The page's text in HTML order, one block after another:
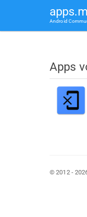
Android
Apps
© 2012 -